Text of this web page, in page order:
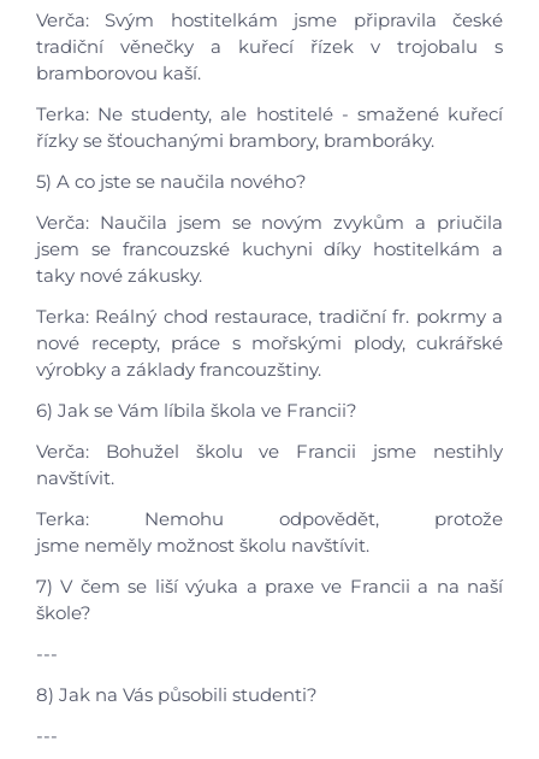
Verča: Svým hostitelkám jsme připravila české
tradiční věnečky a kuřecí řízek v trojobalu s
bramborovou kaší.
Terka: Ne studenty, ale hostitelé - smažené kuřecí
řízky se šťouchanými brambory, bramboráky.
5) A co jste se naučila nového?
Verča: Naučila jsem se novým zvykům a priučila
jsem se francouzské kuchyni díky hostitelkám a
taky nové zákusky.
Terka: Reálný chod restaurace, tradiční fr. pokrmy a
nové recepty, práce s mořskými plody, cukrářské
výrobky a základy francouzštiny.
6) Jak se Vám líbila škola ve Francii?
Verča: Bohužel školu ve Francii jsme nestihly
navštívit.
Terka: Nemohu odpovědět, protože
jsme neměly možnost školu navštívit.
7) V čem se liší výuka a praxe ve Francii a na naší
škole?
---
8) Jak na Vás působili studenti?
---